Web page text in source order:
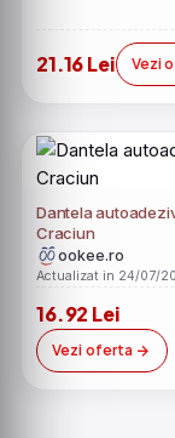
21.16 Lei Vezi
Dantela
Craciun
ookee.ro
Actualizat in 24/07/
16.92 Lei
Vezi oferta